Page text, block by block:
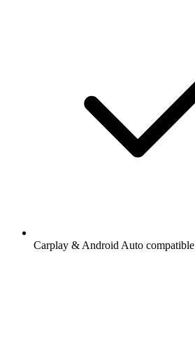
Carplay & Android Auto compatible